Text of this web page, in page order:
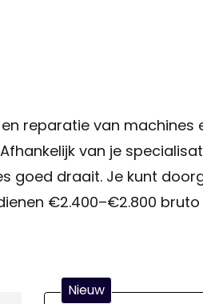
reparatie van
van je
goed draait. Je kunt
€2.400–€2.800
Nieuw